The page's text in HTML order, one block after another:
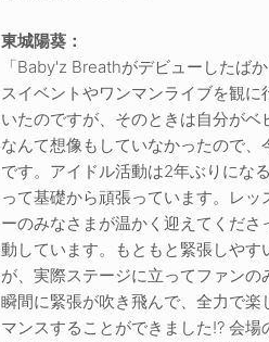
東城陽葵：
「Baby'z Breathがデビューしたば
スイベントやワンマンライブを観に
いたのですが、そのときは自分がベ
なんて想像もしていなかったので、
です。アイドル活動は2年ぶりにな
って基礎から頑張っています。レッ
ーのみなさまが温かく迎えてくださ
動しています。もともと緊張しやす
が、実際ステージに立ってファンの
瞬間に緊張が吹き飛んで、全力で楽
マンスすることができました!? 会場